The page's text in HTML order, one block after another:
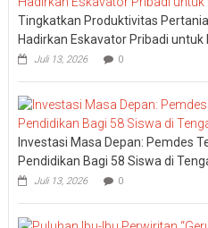
Tingkatkan Produktivitas
Hadirkan Eskavator Pribadi
Juli 13, 2026 0
Investasi Masa Depan: Pemdes
Pendidikan Bagi 58 Siswa di
Juli 13, 2026 0